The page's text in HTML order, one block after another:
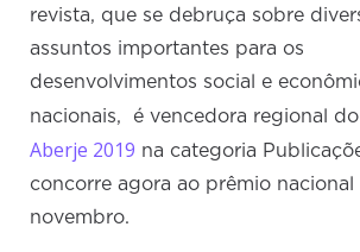
revista, que se debruça sobre
assuntos importantes para os
desenvolvimentos social e
nacionais, é vencedora regional do
Aberje 2019 na categoria
concorre agora ao prêmio nacional
novembro.